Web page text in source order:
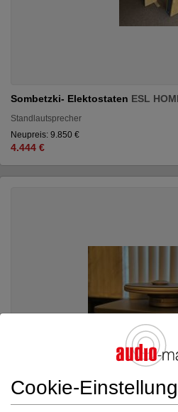
Sombetzki- Elektostaten ESL
Standlautsprecher
Neupreis: 9.850 €
4.444 €
Cookie-